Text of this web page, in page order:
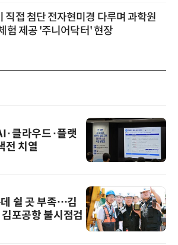
직접 첨단 전자현미경 다루며 과학원
험 제공 '주니어닥터' 현장
클라우드·플랫
전 치열
쉴 곳 부족…김
포공항 불시점검